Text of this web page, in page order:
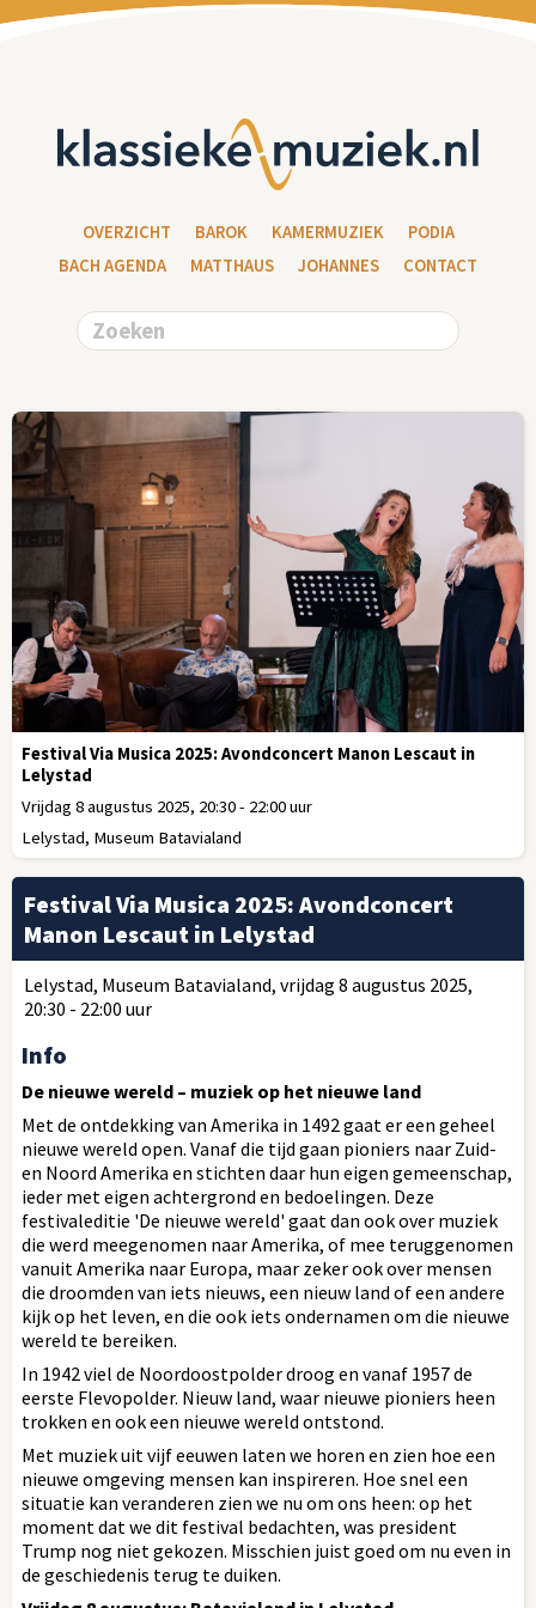
OVERZICHT BAROK KAMERMUZIEK
PODIA
BACH AGENDA
MATTHAUS JOHANNES CONTACT
Festival Via Musica 2025: Avondconcert Manon Lescaut in
Lelystad
Vrijdag 8 augustus 2025, 20:30 - 22:00 uur
Lelystad, Museum Batavialand
Festival Via Musica 2025: Avondconcert
Manon Lescaut in Lelystad
Lelystad, Museum Batavialand, vrijdag 8 augustus 2025,
20:30 - 22:00 uur
Info
De nieuwe wereld – muziek op het nieuwe land
Met de ontdekking van Amerika in 1492 gaat er een geheel
nieuwe wereld open. Vanaf die tijd gaan pioniers naar Zuid-
en Noord Amerika en stichten daar hun eigen gemeenschap,
ieder met eigen achtergrond en bedoelingen. Deze
festivaleditie 'De nieuwe wereld' gaat dan ook over muziek
die werd meegenomen naar Amerika, of mee teruggenomen
vanuit Amerika naar Europa, maar zeker ook over mensen
die droomden van iets nieuws, een nieuw land of een andere
kijk op het leven, en die ook iets ondernamen om die nieuwe
wereld te bereiken.
In 1942 viel de Noordoostpolder droog en vanaf 1957 de
eerste Flevopolder. Nieuw land, waar nieuwe pioniers heen
trokken en ook een nieuwe wereld ontstond.
Met muziek uit vijf eeuwen laten we horen en zien hoe een
nieuwe omgeving mensen kan inspireren. Hoe snel een
situatie kan veranderen zien we nu om ons heen: op het
moment dat we dit festival bedachten, was president
Trump nog niet gekozen. Misschien juist goed om nu even in
de geschiedenis terug te duiken.